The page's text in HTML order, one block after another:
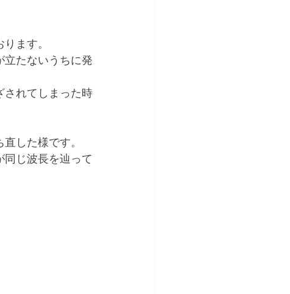
ます。
立たないうちに発
されてしまった時
した様です。
じ波長を辿って